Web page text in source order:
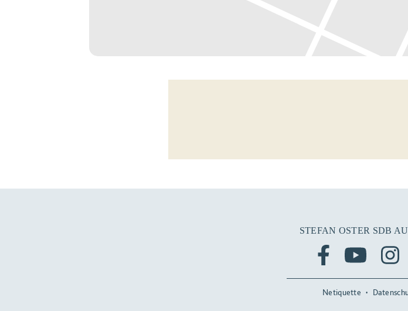
STEFAN OSTER SDB
Netiquette